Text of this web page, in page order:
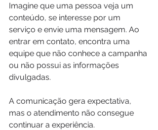
Imagine que uma pessoa veja um
conteúdo, se interesse por um
serviço e envie uma mensagem. Ao
entrar em contato, encontra uma
equipe que não conhece a campanha
ou não possui as informações
divulgadas.
A comunicação gera expectativa,
mas o atendimento não consegue
continuar a experiência.